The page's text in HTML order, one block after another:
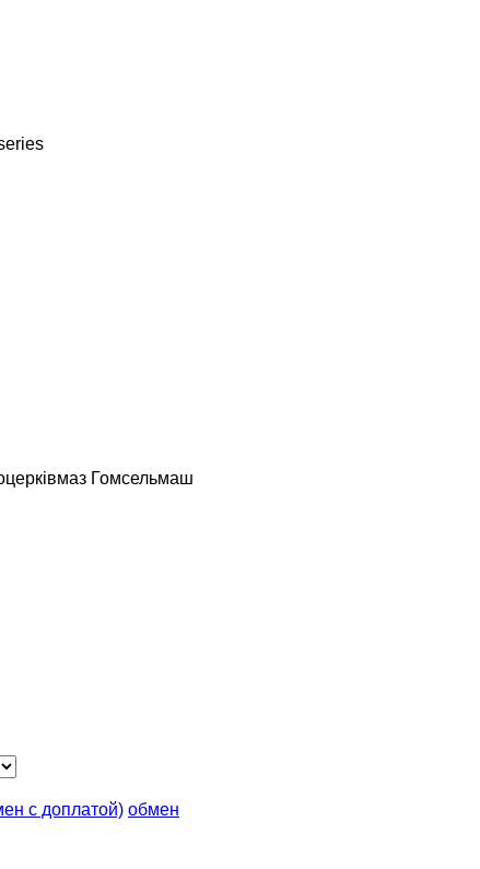
Гомсельмаш
с доплатой) обмен